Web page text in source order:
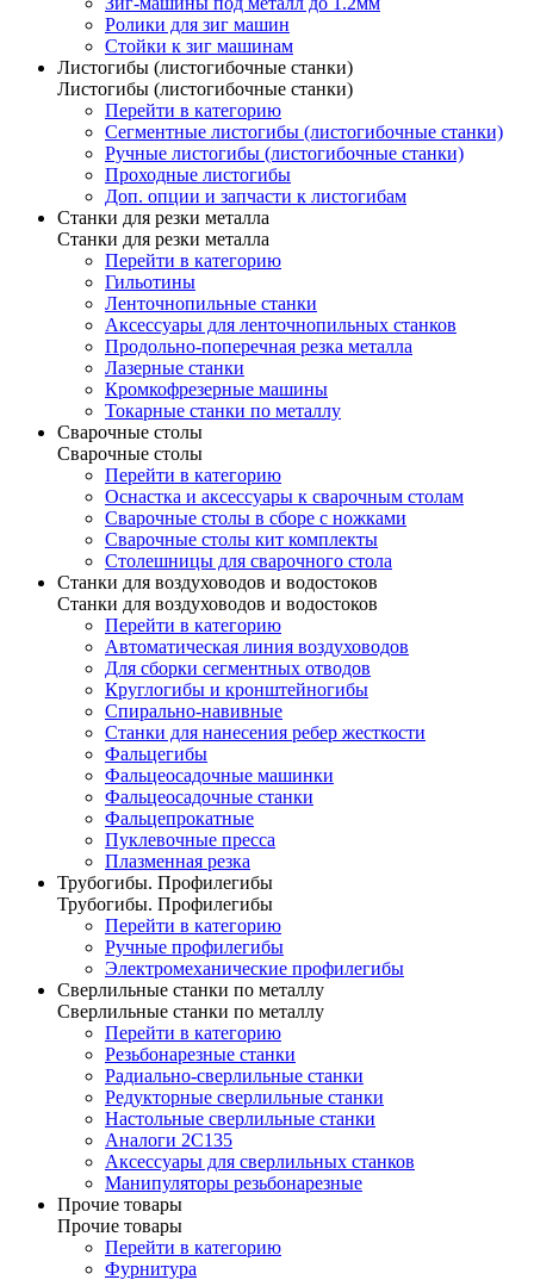
Ролики для зиг машин
Стойки к зиг машинам
Листогибы (листогибочные станки)
Листогибы (листогибочные станки)
Перейти в категорию
Сегментные листогибы (листогибочные станки)
Ручные листогибы (листогибочные станки)
Проходные листогибы
Доп. опции и запчасти к листогибам
Станки для резки металла
Станки для резки металла
Перейти в категорию
Гильотины
Ленточнопильные станки
Аксессуары для ленточнопильных станков
Продольно-поперечная резка металла
Лазерные станки
Кромкофрезерные машины
Токарные станки по металлу
Сварочные столы
Сварочные столы
Перейти в категорию
Оснастка и аксессуары к сварочным столам
Сварочные столы в сборе с ножками
Сварочные столы кит комплекты
Столешницы для сварочного стола
Станки для воздуховодов и водостоков
Станки для воздуховодов и водостоков
Перейти в категорию
Автоматическая линия воздуховодов
Для сборки сегментных отводов
Круглогибы и кронштейногибы
Спирально-навивные
Станки для нанесения ребер жесткости
Фальцегибы
Фальцеосадочные машинки
Фальцеосадочные станки
Фальцепрокатные
Пуклевочные пресса
Плазменная резка
Трубогибы. Профилегибы
Трубогибы. Профилегибы
Перейти в категорию
Ручные профилегибы
Электромеханические профилегибы
Сверлильные станки по металлу
Сверлильные станки по металлу
Перейти в категорию
Резьбонарезные станки
Радиально-сверлильные станки
Редукторные сверлильные станки
Настольные сверлильные станки
Аналоги 2С135
Аксессуары для сверлильных станков
Манипуляторы резьбонарезные
Прочие товары
Прочие товары
Перейти в категорию
Фурнитура